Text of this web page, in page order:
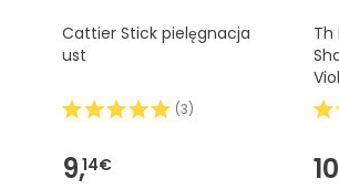
Cattier Stick pielęgnacja
ust
(3)
9,14€
Th